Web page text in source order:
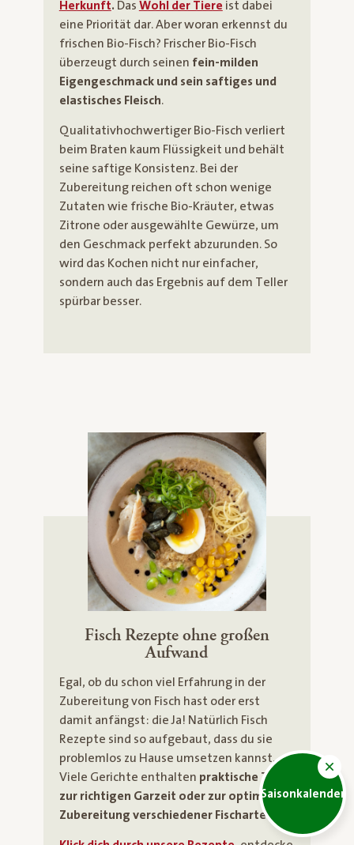
Saisonkalender
Herkunft. Das Wohl der Tiere ist dabei
eine Priorität dar. Aber woran erkennst du
frischen Bio-Fisch? Frischer Bio-Fisch
überzeugt durch seinen fein-milden
Eigengeschmack und sein saftiges und
elastisches Fleisch.
Qualitativhochwertiger Bio-Fisch verliert
beim Braten kaum Flüssigkeit und behält
seine saftige Konsistenz. Bei der
Zubereitung reichen oft schon wenige
Zutaten wie frische Bio-Kräuter, etwas
Zitrone oder ausgewählte Gewürze, um
den Geschmack perfekt abzurunden. So
wird das Kochen nicht nur einfacher,
sondern auch das Ergebnis auf dem Teller
spürbar besser.
Fisch Rezepte ohne großen
Aufwand
Egal, ob du schon viel Erfahrung in der
Zubereitung von Fisch hast oder erst
damit anfängst: die Ja! Natürlich Fisch
Rezepte sind so aufgebaut, dass du sie
problemlos zu Hause umsetzen kannst.
Viele Gerichte enthalten praktische Tipps
zur richtigen Garzeit oder zur optimalen
Zubereitung verschiedener Fischarten